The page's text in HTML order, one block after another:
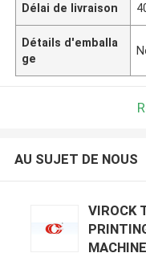
Délai de livraison
Détails d'emballa
ge
AU SUJET DE NOUS
VIROCK